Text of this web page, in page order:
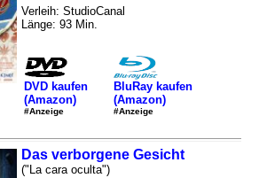
Verleih: StudioCanal
Länge: 93 Min.
DVD kaufen
(Amazon)
#Anzeige
BluRay kaufen
(Amazon)
#Anzeige
Das verborgene Gesicht
("La cara oculta")